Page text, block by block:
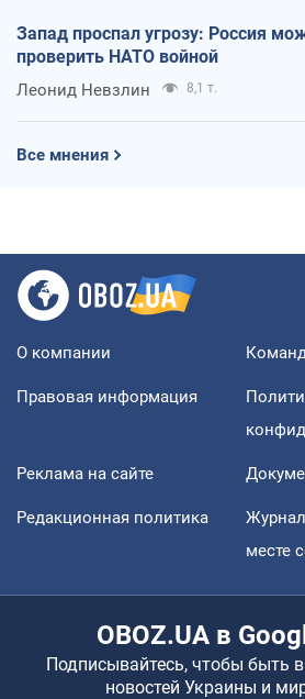
Запад проспал угрозу: Россия
проверить НАТО войной
Леонид Невзлин 8,1 т.
Все мнения
О компании
Правовая информация
Реклама на сайте
Редакционная политика
месте
OBOZ.UA в
Подписывайтесь, чтобы быть
новостей Украины и